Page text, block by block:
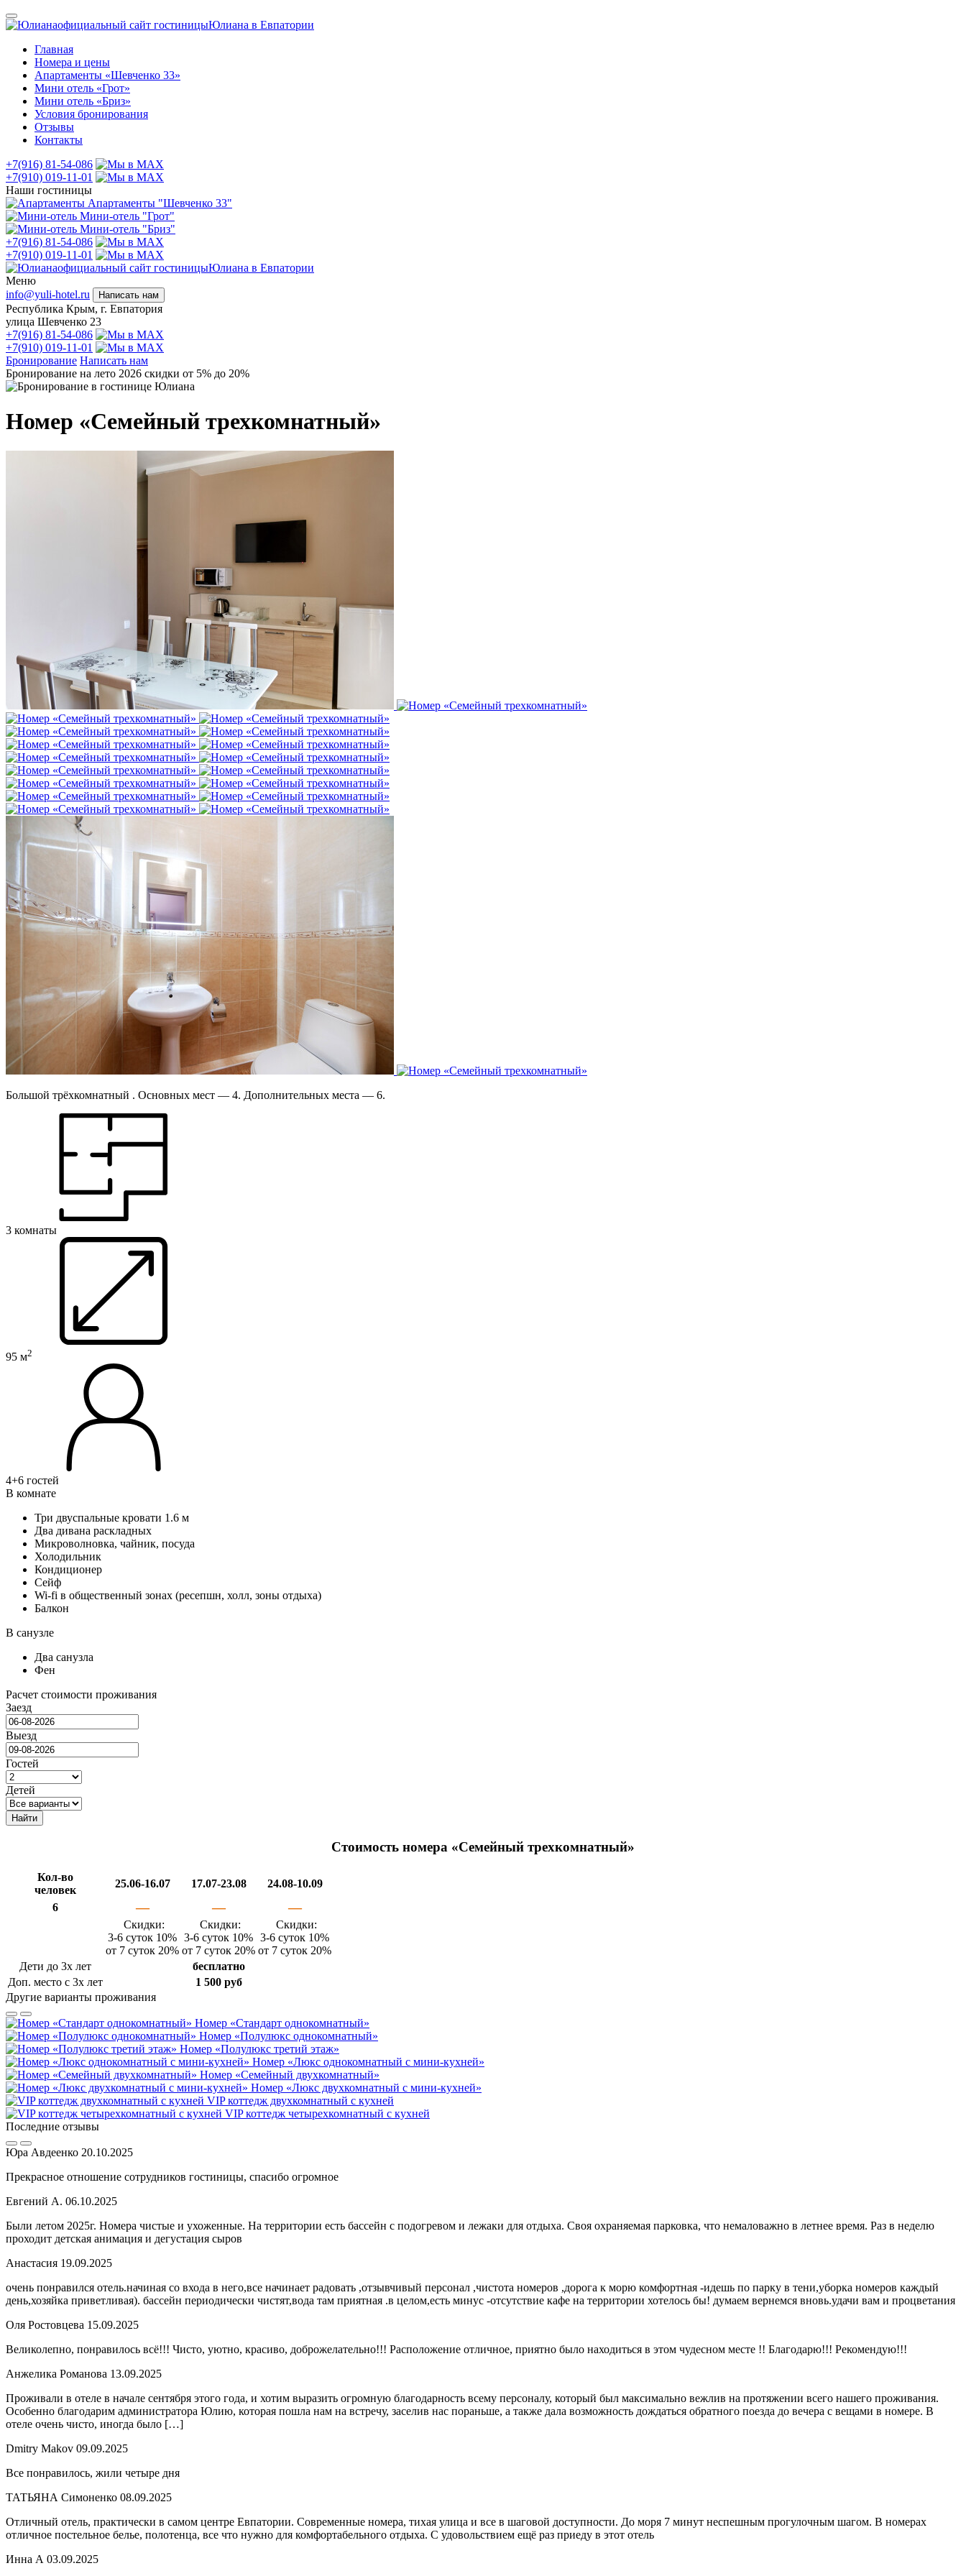
официальный сайт гостиницыЮлиана в Евпатории
Главная
Номера и цены
Апартаменты «Шевченко 33»
Мини отель «Грот»
Мини отель «Бриз»
Условия бронирования
Отзывы
Контакты
+7(916) 81-54-086
+7(910) 019-11-01
Наши гостиницы
Апартаменты "Шевченко 33"
Мини-отель "Грот"
Мини-отель "Бриз"
+7(916) 81-54-086
+7(910) 019-11-01
официальный сайт гостиницыЮлиана в Евпатории
Меню
info@yuli-hotel.ru
Написать нам
Республика Крым, г. Евпатория
улица Шевченко 23
+7(916) 81-54-086
+7(910) 019-11-01
Бронирование Написать нам
Бронирование на лето 2026 скидки от 5% до 20%
Номер «Семейный трехкомнатный»
Большой трёхкомнатный . Основных мест — 4. Дополнительных места — 6.
3 комнаты
95 м2
4+6 гостей
В комнате
Три двуспальные кровати 1.6 м
Два дивана раскладных
Микроволновка, чайник, посуда
Холодильник
Кондиционер
Сейф
Wi-fi в общественный зонах (реcепшн, холл, зоны отдыха)
Балкон
В санузле
Два санузла
Фен
Расчет стоимости проживания
Заезд
Выезд
Гостей
Детей
Найти
Стоимость номера «Семейный трехкомнатный»
Кол-во
человек
25.06-16.07 17.07-23.08
24.08-10.09
6
— — —
Скидки:
3-6 суток 10%
от 7 суток 20%
Скидки:
3-6 суток 10%
от 7 суток 20%
Скидки:
3-6 суток 10%
от 7 суток 20%
Дети до 3х лет
бесплатно
Доп. место c 3х лет
1 500руб
Другие варианты проживания
Номер «Стандарт однокомнатный»
Номер «Полулюкс однокомнатный»
Номер «Полулюкс третий этаж»
Номер «Люкс однокомнатный с мини-кухней»
Номер «Семейный двухкомнатный»
Номер «Люкс двухкомнатный с мини-кухней»
VIP коттедж двухкомнатный с кухней
VIP коттедж четырехкомнатный с кухней
Последние отзывы
Юра Авдеенко 20.10.2025
Прекрасное отношение сотрудников гостиницы, спасибо огромное
Евгений А. 06.10.2025
Были летом 2025г. Номера чистые и ухоженные. На территории есть бассейн с подогревом и лежаки для отдыха. Своя охраняемая парковка, что немаловажно в летнее время. Раз в неделю
проходит детская анимация и дегустация сыров
Анастасия 19.09.2025
очень понравился отель.начиная со входа в него,все начинает радовать ,отзывчивый персонал ,чистота номеров ,дорога к морю комфортная -идешь по парку в тени,уборка номеров каждый
день,хозяйка приветливая). бассейн периодически чистят,вода там приятная .в целом,есть минус -отсутствие кафе на территории хотелось бы! думаем вернемся вновь.удачи вам и процветания
Оля Ростовцева 15.09.2025
Великолепно, понравилось всё!!! Чисто, уютно, красиво, доброжелательно!!! Расположение отличное, приятно было находиться в этом чудесном месте !! Благодарю!!! Рекомендую!!!
Анжелика Романова 13.09.2025
Проживали в отеле в начале сентября этого года, и хотим выразить огромную благодарность всему персоналу, который был максимально вежлив на протяжении всего нашего проживания.
Особенно благодарим администратора Юлию, которая пошла нам на встречу, заселив нас пораньше, а также дала возможность дождаться обратного поезда до вечера с вещами в номере. В
отеле очень чисто, иногда было […]
Dmitry Makov 09.09.2025
Все понравилось, жили четыре дня
ТАТЬЯНА Симоненко 08.09.2025
Отличный отель, практически в самом центре Евпатории. Современные номера, тихая улица и все в шаговой доступности. До моря 7 минут неспешным прогулочным шагом. В номерах
отличное постельное белье, полотенца, все что нужно для комфортабельного отдыха. С удовольствием ещё раз приеду в этот отель
Инна А 03.09.2025